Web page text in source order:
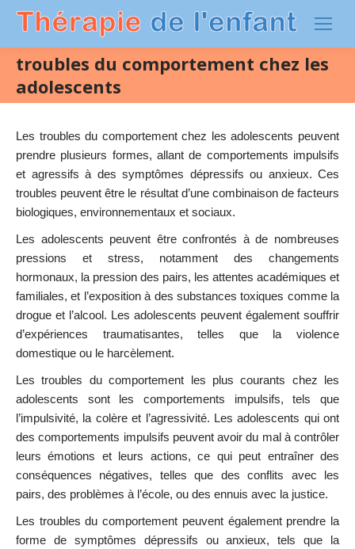
troubles du comportement chez les
adolescents
Les troubles du comportement chez les adolescents peuvent
prendre plusieurs formes, allant de comportements impulsifs
et agressifs à des symptômes dépressifs ou anxieux. Ces
troubles peuvent être le résultat d’une combinaison de facteurs
biologiques, environnementaux et sociaux.
Les adolescents peuvent être confrontés à de nombreuses
pressions et stress, notamment des changements
hormonaux, la pression des pairs, les attentes académiques et
familiales, et l’exposition à des substances toxiques comme la
drogue et l’alcool. Les adolescents peuvent également souffrir
d’expériences traumatisantes, telles que la violence
domestique ou le harcèlement.
Les troubles du comportement les plus courants chez les
adolescents sont les comportements impulsifs, tels que
l’impulsivité, la colère et l’agressivité. Les adolescents qui ont
des comportements impulsifs peuvent avoir du mal à contrôler
leurs émotions et leurs actions, ce qui peut entraîner des
conséquences négatives, telles que des conflits avec les
pairs, des problèmes à l’école, ou des ennuis avec la justice.
Les troubles du comportement peuvent également prendre la
forme de symptômes dépressifs ou anxieux, tels que la